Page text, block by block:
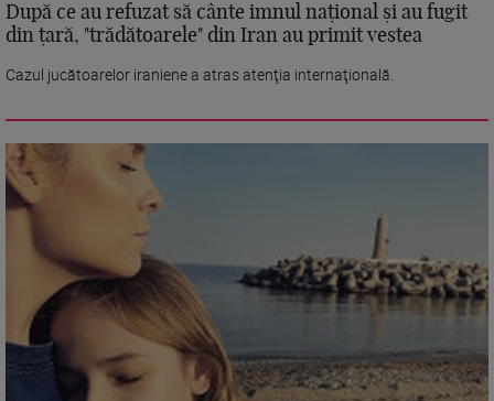
După ce au refuzat să cânte imnul naţional şi au fugit
din ţară, "trădătoarele" din Iran au primit vestea
Cazul jucătoarelor iraniene a atras atenţia internaţională.